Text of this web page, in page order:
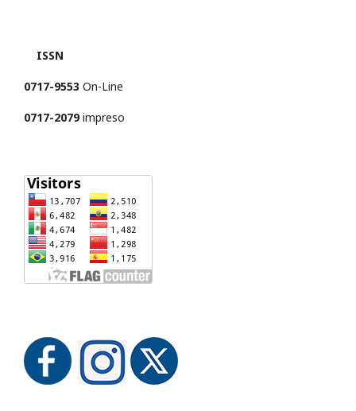
ISSN
0717-9553 On-Line
0717-2079impreso